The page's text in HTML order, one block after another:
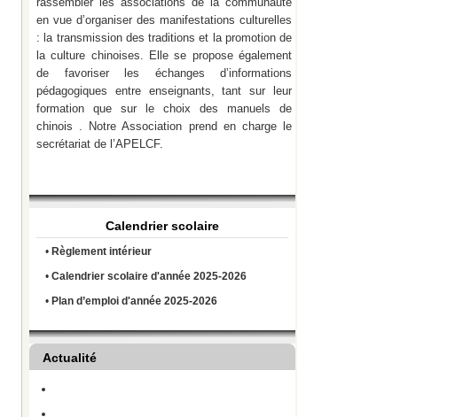
en vue d’organiser des manifestations culturelles
: la transmission des traditions et la promotion de
la culture chinoises. Elle se propose également
de favoriser les échanges d’informations
pédagogiques entre enseignants, tant sur leur
formation que sur le choix des manuels de
chinois . Notre Association prend en charge le
secrétariat de l’APELCF.
Calendrier scolaire
• Règlement intérieur
• Calendrier scolaire d'année 2025-2026
• Plan d’emploi d'année 2025-2026
Actualité